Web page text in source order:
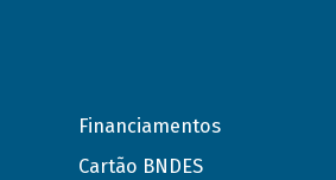
Financiamentos
Cartão BNDES